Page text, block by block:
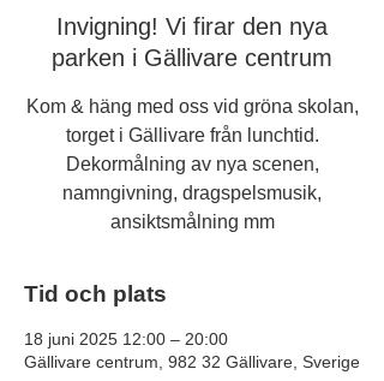
Invigning! Vi firar den nya
parken i Gällivare centrum
Kom & häng med oss vid gröna skolan,
torget i Gällivare från lunchtid.
Dekormålning av nya scenen,
namngivning, dragspelsmusik,
ansiktsmålning mm
Tid och plats
18 juni 2025 12:00 – 20:00
Gällivare centrum, 982 32 Gällivare, Sverige